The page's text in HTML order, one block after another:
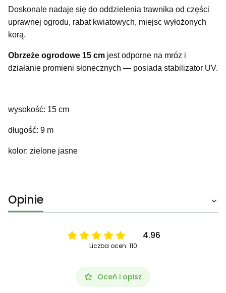
Doskonale nadaje się do oddzielenia trawnika od części
uprawnej ogrodu, rabat kwiatowych, miejsc wyłożonych
korą.
Obrzeże ogrodowe 15 cm jest odporne na mróz i
działanie promieni słonecznych — posiada stabilizator UV.
wysokość: 15 cm
długość: 9 m
kolor: zielone jasne
Opinie
4.96
Liczba ocen: 110
Oceń i opisz